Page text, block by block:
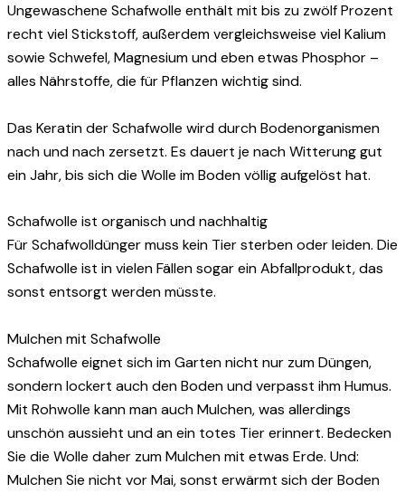
Ungewaschene Schafwolle enthält mit bis zu zwölf Prozent
recht viel Stickstoff, außerdem vergleichsweise viel Kalium
sowie Schwefel, Magnesium und eben etwas Phosphor –
alles Nährstoffe, die für Pflanzen wichtig sind.
Das Keratin der Schafwolle wird durch Bodenorganismen
nach und nach zersetzt. Es dauert je nach Witterung gut
ein Jahr, bis sich die Wolle im Boden völlig aufgelöst hat.
Schafwolle ist organisch und nachhaltig
Für Schafwolldünger muss kein Tier sterben oder leiden. Die
Schafwolle ist in vielen Fällen sogar ein Abfallprodukt, das
sonst entsorgt werden müsste.
Mulchen mit Schafwolle
Schafwolle eignet sich im Garten nicht nur zum Düngen,
sondern lockert auch den Boden und verpasst ihm Humus.
Mit Rohwolle kann man auch Mulchen, was allerdings
unschön aussieht und an ein totes Tier erinnert. Bedecken
Sie die Wolle daher zum Mulchen mit etwas Erde. Und:
Mulchen Sie nicht vor Mai, sonst erwärmt sich der Boden